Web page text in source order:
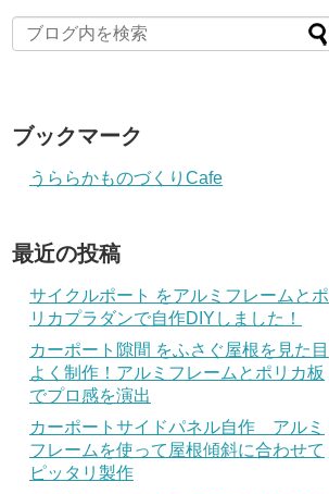
ブックマーク
うららかものづくりCafe
最近の投稿
サイクルポート をアルミフレームとポ
リカプラダンで自作DIYしました！
カーポート隙間 をふさぐ屋根を見た目
よく制作！アルミフレームとポリカ板
でプロ感を演出
カーポートサイドパネル自作 アルミ
フレームを使って屋根傾斜に合わせて
ピッタリ製作